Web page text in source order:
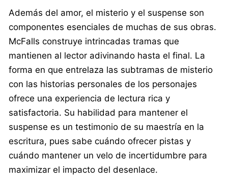
Además del amor, el misterio y el suspense son
componentes esenciales de muchas de sus obras.
McFalls construye intrincadas tramas que
mantienen al lector adivinando hasta el final. La
forma en que entrelaza las subtramas de misterio
con las historias personales de los personajes
ofrece una experiencia de lectura rica y
satisfactoria. Su habilidad para mantener el
suspense es un testimonio de su maestría en la
escritura, pues sabe cuándo ofrecer pistas y
cuándo mantener un velo de incertidumbre para
maximizar el impacto del desenlace.